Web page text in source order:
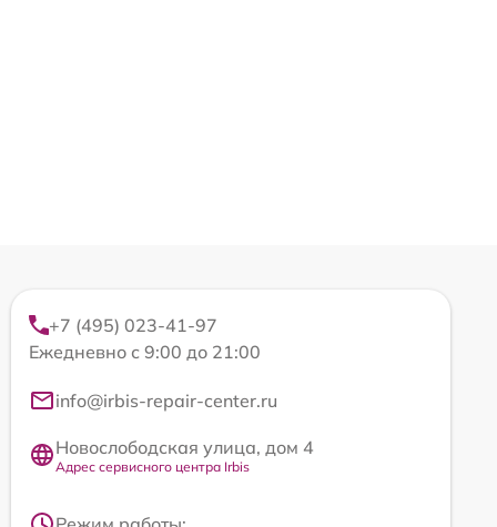
+7 (495) 023-41-97
Ежедневно с 9:00 до 21:00
info@irbis-repair-center.ru
Новослободская улица, дом 4
Адрес сервисного центра Irbis